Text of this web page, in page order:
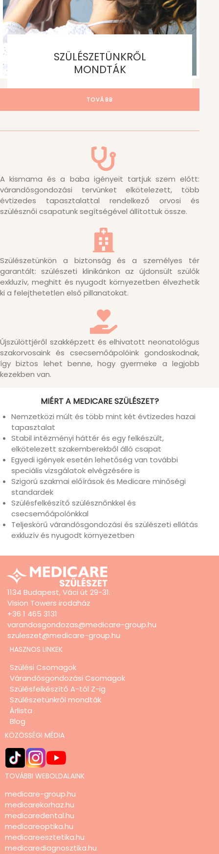
SZÜLÉSZETÜNKRŐL
MONDTÁK
TOVÁBB
A kismama és a baba igényeit tartjuk szem előtt:
várandósgondozási tervünket elkötelezett, több
évtizedes tapasztalattal rendelkező orvosi és
szülésznői csapatunk segítségével állítottuk össze.
Szülészetünkön a biztonság és a személyes tér
garantált: szülészeti klinikánkon az újdonsült szülők
exkluzív, meghitt és nyugodt környezetben élvezhetik
ki a felejthetetlen első pillanatokat.
Újszülöttjéről szakképzett és elhivatott neonatológus
szakorvosaink és csecsemőápolóink gondoskodnak,
így biztos lehet benne, hogy gyermeke a legjobb
kezekben van.
MIÉRT A MEDICARE SZÜLÉSZET?
Nemzetközi múlt és több mint két évtizedes hazai
tapasztalat
Stabil intézményi háttér és egy felkészült,
elkötelezett szakemberekből álló csapat
Egyedi igények esetén lehetőség van további
speciális vizsgálatok elvégzésére is
Szigorú szakmai előírások és Medicare minőségi
standardek
Szülésfelkészítő szülésznőnkkel és
csecsemőápolónkkal
Teljeskörű várandósgondozási és szülészeti ellátás
exkluzív és nyugodt környezetben
1134 Budapest, Váci út 29-31.
Vision Towers irodaház
+36 1 465 3131
varandosgondozas@medicare-group.hu
szuleszet@medicare-group.hu
HASZNOS LINKEK
Szülési Csomagok
Várandósgondozási Csomagok
Szülésfelkészítő A-tól Z-ig
Szülészetünkről mondták
Árlista
Blog
KÖZÖSSÉGI MÉDIA
TOVÁBBI WEBOLDALAINK
medicare-group.hu
medicarekorhaz.hu
medicaredental.hu
medicareoptika.hu
medicareesztetika.hu
medicarediagnosztika.hu